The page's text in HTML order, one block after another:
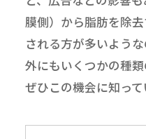
膜側）から脂肪を除
される方が多いよう
外にもいくつかの種
ぜひこの機会に知って